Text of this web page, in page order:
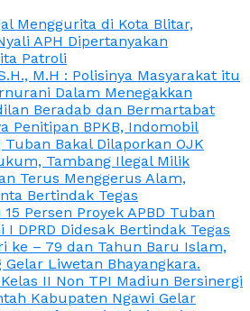
Menggurita di Kota Blitar,
APH Dipertanyakan
Patroli
M.H : Polisinya Masyarakat itu
Dalam Menegakkan
Beradab dan Bermartabat
Penitipan BPKB, Indomobil
Tuban Bakal Dilaporkan OJK
Tambang Ilegal Milik
Terus Menggerus Alam,
Bertindak Tegas
Persen Proyek APBD Tuban
I DPRD Didesak Bertindak Tegas
ke – 79 dan Tahun Baru Islam,
Liwetan Bhayangkara.
II Non TPI Madiun Bersinergi
Kabupaten Ngawi Gelar